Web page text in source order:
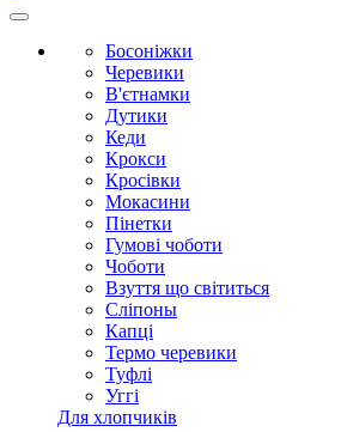
Босоніжки
Черевики
В'єтнамки
Дутики
Кеди
Крокси
Кросівки
Мокасини
Пінетки
Гумові чоботи
Чоботи
Взуття що світиться
Сліпоны
Капці
Термо черевики
Туфлі
Уггі
Для хлопчиків